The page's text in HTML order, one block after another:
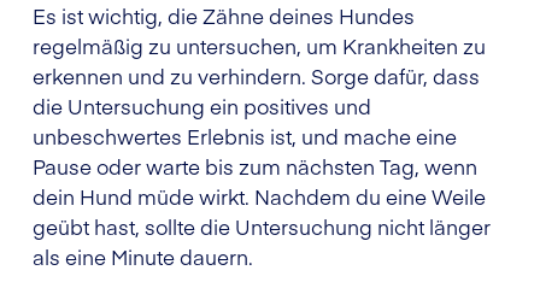
Es ist wichtig, die Zähne deines Hundes
regelmäßig zu untersuchen, um Krankheiten zu
erkennen und zu verhindern. Sorge dafür, dass
die Untersuchung ein positives und
unbeschwertes Erlebnis ist, und mache eine
Pause oder warte bis zum nächsten Tag, wenn
dein Hund müde wirkt. Nachdem du eine Weile
geübt hast, sollte die Untersuchung nicht länger
als eine Minute dauern.